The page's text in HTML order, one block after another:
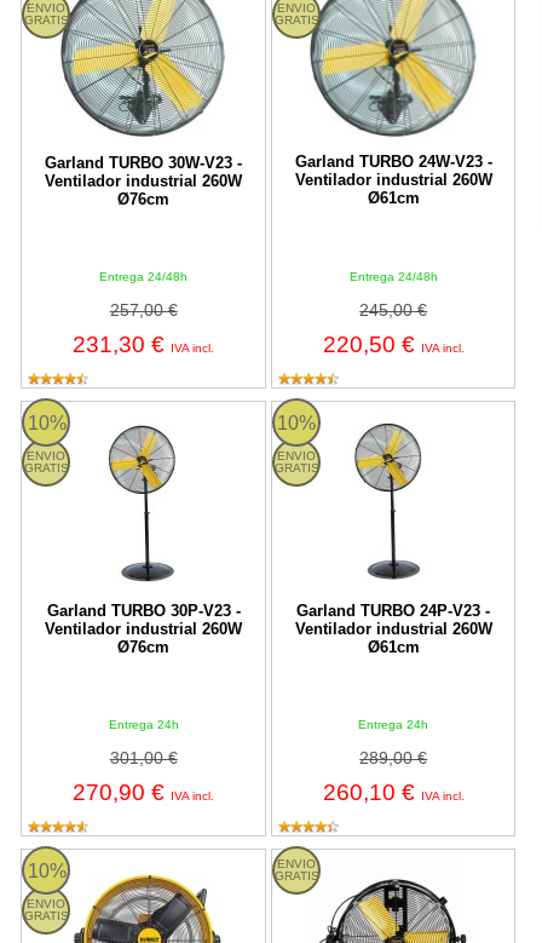
ENVIO
GRATIS
Garland TURBO 30W-V23 -
Ventilador industrial 260W
Ø76cm
Entrega 24/48h
257,00 €
231,30 € IVA incl.
ENVIO
GRATIS
Garland TURBO 24W-V23 -
Ventilador industrial 260W
Ø61cm
Entrega 24/48h
245,00 €
220,50 € IVA incl.
10%
ENVIO
GRATIS
Garland TURBO 30P-V23 -
Ventilador industrial 260W
Ø76cm
Entrega 24h
301,00 €
270,90 € IVA incl.
TURBO 30P-V23 Garland 10%
ENVIO
GRATIS
Garland TURBO 24P-V23 -
Ventilador industrial 260W
Ø61cm
Entrega 24h
289,00 €
260,10 € IVA incl.
TURBO 24P-V23 Garland
10%
ENVIO
GRATIS
DEWALT DXF2410 Garland
ENVIO
GRATIS
TURBO 30S-V24 Garland